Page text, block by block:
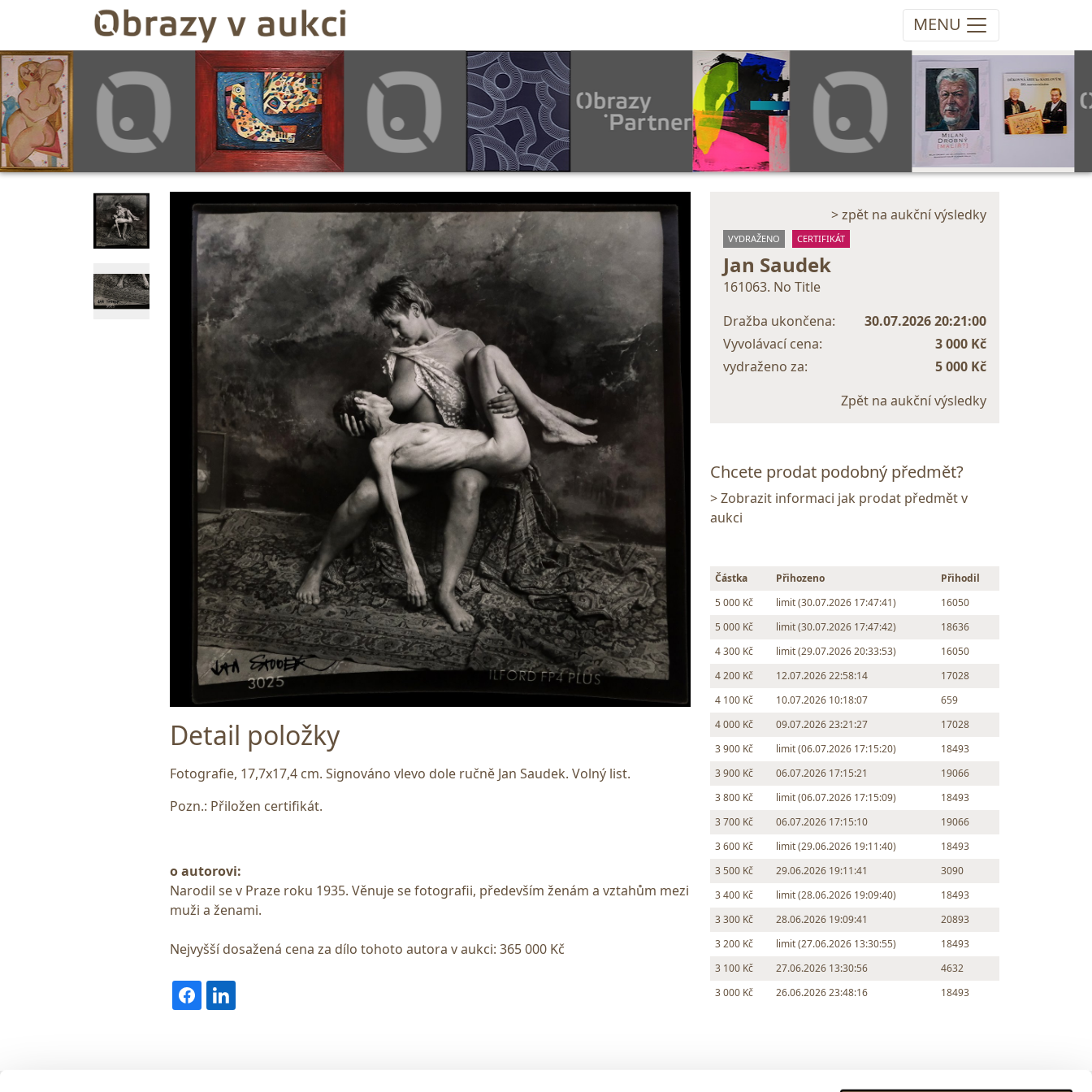
MENU
Detail položky
Fotografie, 17,7x17,4 cm. Signováno vlevo dole ručně Jan Saudek. Volný list.
Pozn.: Přiložen certifikát.
o autorovi:
Narodil se v Praze roku 1935. Věnuje se fotografii, především ženám a vztahům mezi
muži a ženami.
Nejvyšší dosažená cena za dílo tohoto autora v aukci: 365 000 Kč
> zpět na aukční výsledky
VYDRAŽENO CERTIFIKÁT
Jan Saudek
161063. No Title
Dražba ukončena:
30.07.2026 20:21:00
Vyvolávací cena:
3 000 Kč
vydraženo za:
5 000 Kč
Zpět na aukční výsledky
Chcete prodat podobný předmět?
> Zobrazit informaci jak prodat předmět v
aukci
Částka Přihozeno
Přihodil
5 000 Kč
limit (30.07.2026 17:47:41)
16050
5 000 Kč
limit (30.07.2026 17:47:42)
18636
4 300 Kč
limit (29.07.2026 20:33:53)
16050
4 200 Kč
12.07.2026 22:58:14
17028
4 100 Kč
10.07.2026 10:18:07
659
4 000 Kč
09.07.2026 23:21:27
17028
3 900 Kč
limit (06.07.2026 17:15:20)
18493
3 900 Kč
06.07.2026 17:15:21
19066
3 800 Kč
limit (06.07.2026 17:15:09)
18493
3 700 Kč
06.07.2026 17:15:10
19066
3 600 Kč
limit (29.06.2026 19:11:40)
18493
3 500 Kč
29.06.2026 19:11:41
3090
3 400 Kč
limit (28.06.2026 19:09:40)
18493
3 300 Kč
28.06.2026 19:09:41
20893
3 200 Kč
limit (27.06.2026 13:30:55)
18493
3 100 Kč
27.06.2026 13:30:56
4632
3 000 Kč
26.06.2026 23:48:16 18493